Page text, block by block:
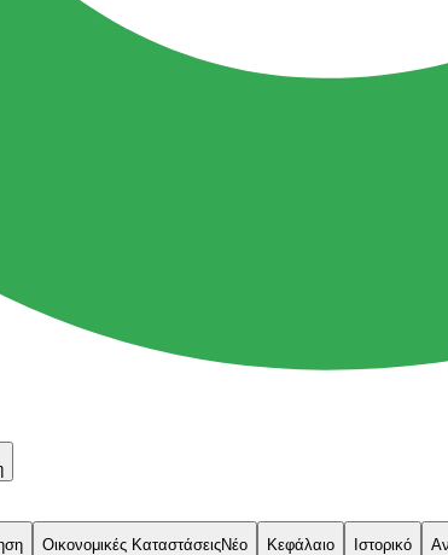
Οικονομικές ΚαταστάσειςΝέο Κεφάλαιο Ιστορικό